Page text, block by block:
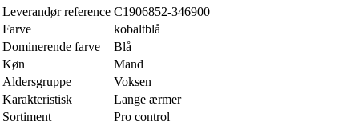
Leverandør reference C1906852-346900
Farve
kobaltblå
Dominerende farve
Blå
Køn
Mand
Aldersgruppe
Voksen
Karakteristisk
Lange ærmer
Sortiment
Pro control